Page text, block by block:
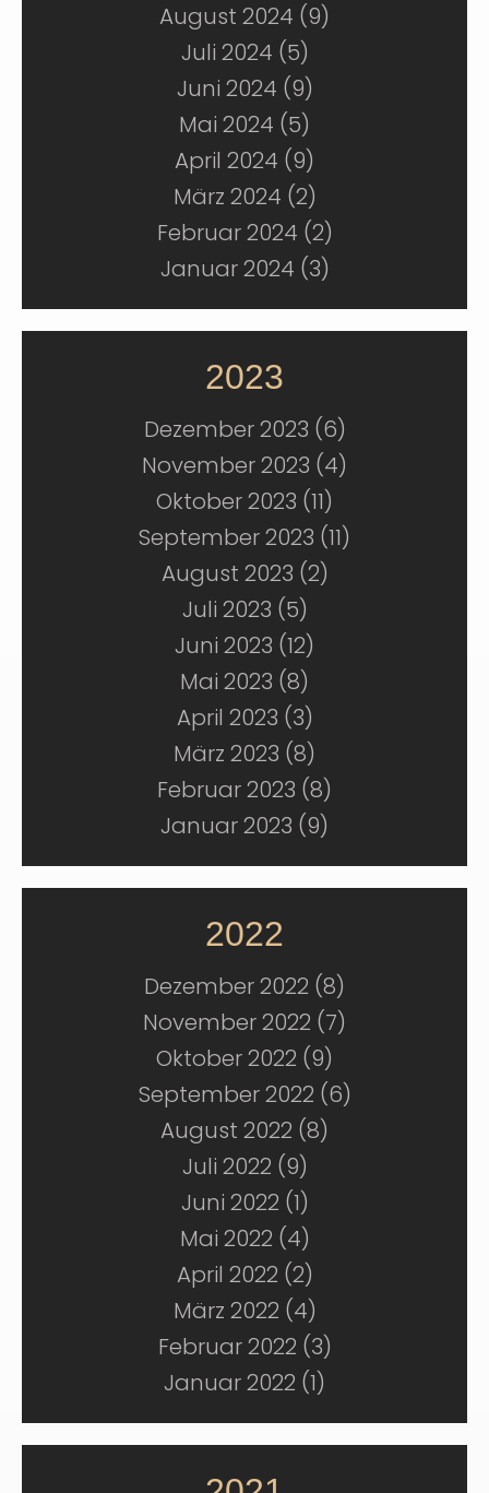
August 2024 (9)
Juli 2024 (5)
Juni 2024 (9)
Mai 2024 (5)
April 2024 (9)
März 2024 (2)
Februar 2024 (2)
Januar 2024 (3)
2023
Dezember 2023 (6)
November 2023 (4)
Oktober 2023 (11)
September 2023 (11)
August 2023 (2)
Juli 2023 (5)
Juni 2023 (12)
Mai 2023 (8)
April 2023 (3)
März 2023 (8)
Februar 2023 (8)
Januar 2023 (9)
2022
Dezember 2022 (8)
November 2022 (7)
Oktober 2022 (9)
September 2022 (6)
August 2022 (8)
Juli 2022 (9)
Juni 2022 (1)
Mai 2022 (4)
April 2022 (2)
März 2022 (4)
Februar 2022 (3)
Januar 2022 (1)